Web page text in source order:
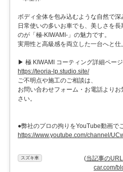
ボディ全体を包み込むような自然で深
日常使いの多いお車でも、美しさを
のが「極-KIWAMI-」の魅力です。
実用性と高級感を両立した一台へと仕
▶︎ 極 KIWAMI コーティング詳細ペー
https://teoria-lp.studio.site/
ご不明点や施工のご相談は、
お問い合わせフォーム・お電話より
さい。
●弊社のプロの拘りをYouTube動画で
https://www.youtube.com/channel/
スズキ車 (当記事の
car.com/